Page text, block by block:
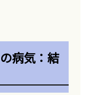
病気：結